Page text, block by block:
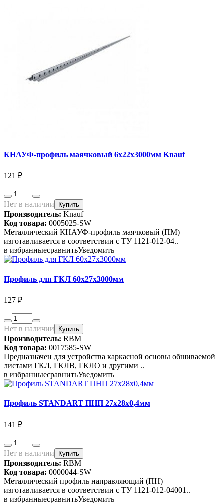
КНАУФ-профиль маячковый 6х22х3000мм Knauf
121 ₽
Нет в наличии Купить
Производитель: Knauf
Код товара: 0005025-SW
Металлический КНАУФ-профиль маячковый (ПМ)
изготавливается в соответствии с ТУ 1121-012-04..
в избранныесравнитьУведомить
Профиль для ГКЛ 60х27х3000мм
127 ₽
Нет в наличии Купить
Производитель: RBM
Код товара: 0017585-SW
Предназначен для устройства каркасной основы обшиваемой
листами ГКЛ, ГКЛВ, ГКЛО и другими ..
в избранныесравнитьУведомить
Профиль STANDART ПНП 27х28х0,4мм
141 ₽
Нет в наличии Купить
Производитель: RBM
Код товара: 0000044-SW
Металлический профиль направляющий (ПН)
изготавливается в соответствии с ТУ 1121-012-04001..
в избранныесравнитьУведомить